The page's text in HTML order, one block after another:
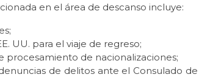
en el área de descanso incluye:
UU. para el viaje de regreso;
procesamiento de nacionalizaciones;
de delitos ante el Consulado